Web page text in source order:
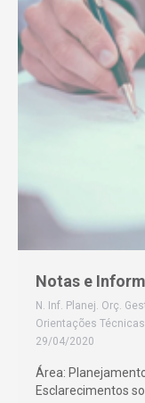
Notas e
N. Inf. Planej. Orç.
Orientações Técnicas
29/04/2020
Área:
Esclarecimentos